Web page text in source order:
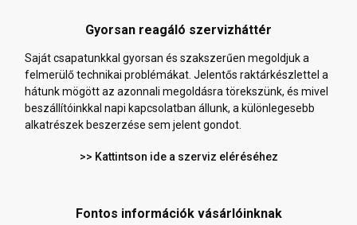
Gyorsan reagáló szervizháttér
Saját csapatunkkal gyorsan és szakszerűen megoldjuk a
felmerülő technikai problémákat. Jelentős raktárkészlettel a
hátunk mögött az azonnali megoldásra törekszünk, és mivel
beszállítóinkkal napi kapcsolatban állunk, a különlegesebb
alkatrészek beszerzése sem jelent gondot.
>> Kattintson ide a szerviz eléréséhez
Fontos információk vásárlóinknak